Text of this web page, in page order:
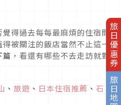
旅日優惠券
旅日地圖
得過去每每最麻煩的住宿問
被關注的飯店當然不止這一
篇 ，看還有哪些不去走訪就對
、 旅遊 、 日本住宿推薦 、 石